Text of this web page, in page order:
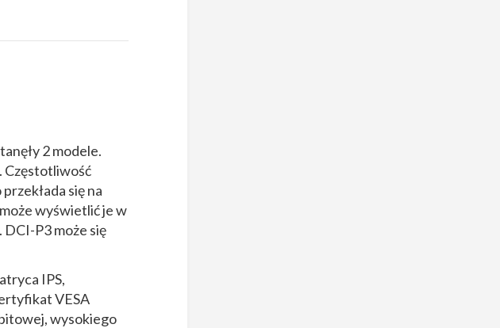
2 modele.
Częstotliwość
się na
wyświetlić je w
P3 może się
IPS,
VESA
wysokiego